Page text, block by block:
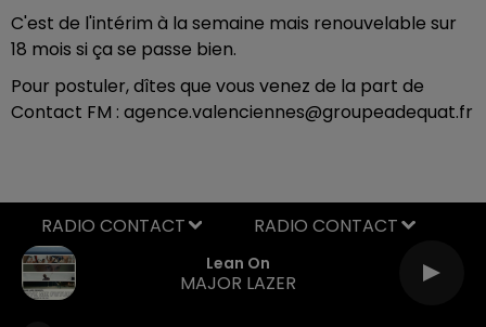
C'est de l'intérim à la semaine mais renouvelable sur
18 mois si ça se passe bien.
Pour postuler, dîtes que vous venez de la part de
Contact FM : agence.valenciennes@groupeadequat.fr
Lean On
MAJOR LAZER
RADIO CONTACT